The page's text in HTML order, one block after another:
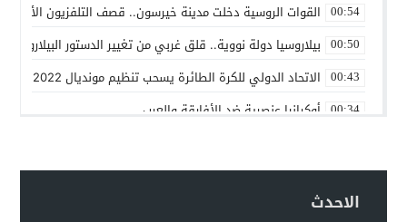
00:54 القوات الروسية دخلت مدينة خيرسون.. قصف التلفزيون
00:50 بيلاروسيا دولة نووية.. قلق غربي من تغيير الدستور
00:43 الاتحاد الدولي للكرة الطائرة يسحب تنظيم مونديال 2022 من روسيا
00:34 أوكرانيا عنصرية ضد الأفارقة والعرب
00:22 حماقات بوتين – عماد السنوني
00:18 توقعات بهروب 7 مليون أوكراني من الحرب تجاه الحدود الأوروبيةالاحدث